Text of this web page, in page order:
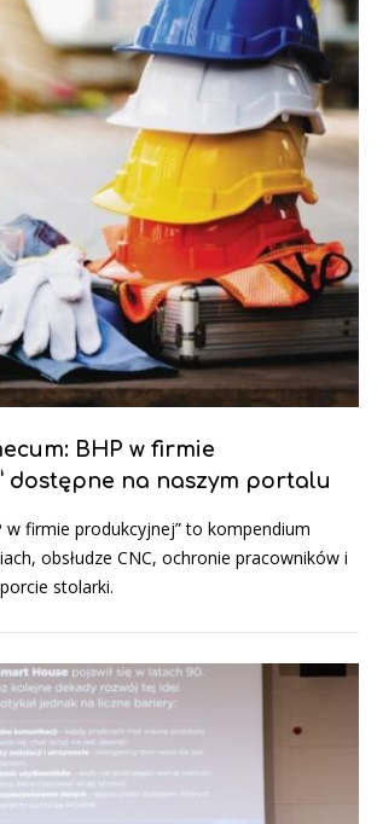
BHP w firmie
dostępne na naszym portalu
w firmie produkcyjnej” to kompendium
obsłudze CNC, ochronie pracowników i
stolarki.